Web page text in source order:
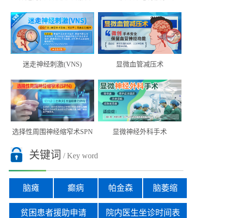
迷走神经刺激(VNS) 显微血管减压术
选择性周围神经缩窄术SPN 显微神经外科手术
关键词 / Key word
脑瘫 癫病 帕金森 脑萎缩
贫困患者援助申请 院内医生坐诊时间表